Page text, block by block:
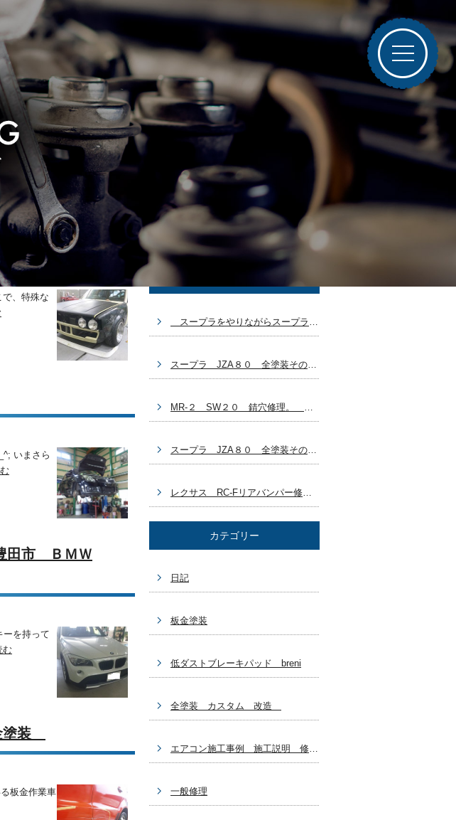
、特殊な
いまさら
市 ＢＭＷ
ーを持って
む
装
板金作業車
スープラをやりながらスープラ？ 自分の車どうする？ 豊田市 板金塗装
スープラ JZA８０ 全塗装その７ ラリージャパン終わっちゃった 豊田市 板金塗装
MR-２ SW２０ 錆穴修理。 ラリージャパン始まりましたね～。 豊田市 板金塗装
スープラ JZA８０ 全塗装その６ GX７１乗ろうかなぁ～(^_^) 豊田市 板金塗装
レクサス RC-Fリアバンパー修理 ブログ作成するの忘れてた～ 豊田市 板金塗装車両
カテゴリー
日記
板金塗装
低ダストブレーキパッド breni
全塗装 カスタム 改造
エアコン施工事例 施工説明 修理関係
一般修理